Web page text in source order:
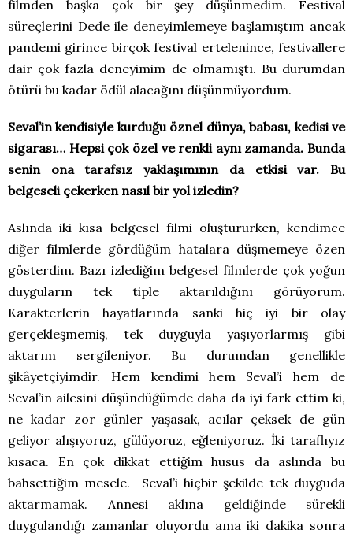
filmden başka çok bir şey düşünmedim. Festival
süreçlerini Dede ile deneyimlemeye başlamıştım ancak
pandemi girince birçok festival ertelenince, festivallere
dair çok fazla deneyimim de olmamıştı. Bu durumdan
ötürü bu kadar ödül alacağını düşünmüyordum.
Seval’in kendisiyle kurduğu öznel dünya, babası, kedisi ve
sigarası… Hepsi çok özel ve renkli aynı zamanda. Bunda
senin ona tarafsız yaklaşımının da etkisi var. Bu
belgeseli çekerken nasıl bir yol izledin?
Aslında iki kısa belgesel filmi oluştururken, kendimce
diğer filmlerde gördüğüm hatalara düşmemeye özen
gösterdim. Bazı izlediğim belgesel filmlerde çok yoğun
duyguların tek tiple aktarıldığını görüyorum.
Karakterlerin hayatlarında sanki hiç iyi bir olay
gerçekleşmemiş, tek duyguyla yaşıyorlarmış gibi
aktarım sergileniyor. Bu durumdan genellikle
şikâyetçiyimdir. Hem kendimi hem Seval’i hem de
Seval’in ailesini düşündüğümde daha da iyi fark ettim ki,
ne kadar zor günler yaşasak, acılar çeksek de gün
geliyor alışıyoruz, gülüyoruz, eğleniyoruz. İki taraflıyız
kısaca. En çok dikkat ettiğim husus da aslında bu
bahsettiğim mesele. Seval’i hiçbir şekilde tek duyguda
aktarmamak. Annesi aklına geldiğinde sürekli
duygulandığı zamanlar oluyordu ama iki dakika sonra